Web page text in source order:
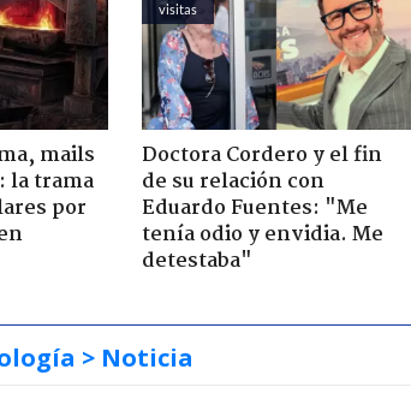
mails
la trama
por
visitas
Doctora Cordero y el fin
de su relación con
Eduardo Fuentes: "Me
tenía odio y envidia. Me
detestaba"
> Noticia